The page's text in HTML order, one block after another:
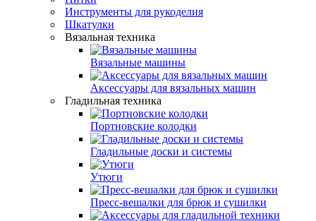
Инструменты для рукоделия
Шкатулки
Вязальная техника
Вязальные машины
Аксессуары для вязальных машин
Гладильная техника
Портновские колодки
Гладильные доски и системы
Утюги
Пресс-вешалки для брюк и сушилки